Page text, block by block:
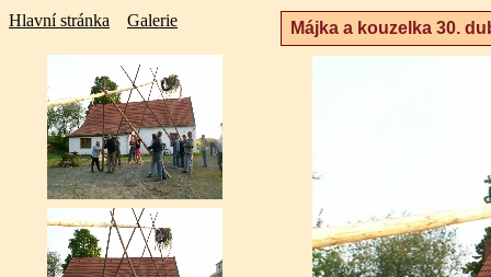
Hlavní stránka Galerie Májka a kouzelka 30.